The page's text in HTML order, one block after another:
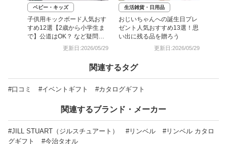
ベビー・キッズ
子供用キックボード人気おす
すめ12選【2歳から小学生ま
で】公道はOK？ など疑問に
更新日:2026/05/29
生活雑貨・日用品
おじいちゃんへの誕生日プレ
ゼント人気おすすめ13選！思
い出に残る品を贈ろう
更新日:2026/05/29
関連するタグ
#口コミ #イベントギフト #カタログギフト
関連するブランド・メーカー
#JILL STUART（ジルスチュアート） #リンベル
#リンベル カタロ
グギフト
#今治タオル